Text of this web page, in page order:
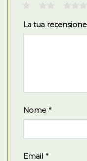
La tua recensione
Nome *
Email *